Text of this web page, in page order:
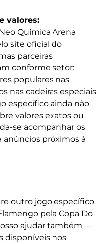
valores:
Química Arena
site oficial do
parceiras
conforme setor:
populares nas
nas cadeiras especiais
específico ainda não
valores exatos ou
se acompanhar os
anúncios próximos à
outro jogo específico
pela Copa Do
ajudar também —
disponíveis nos